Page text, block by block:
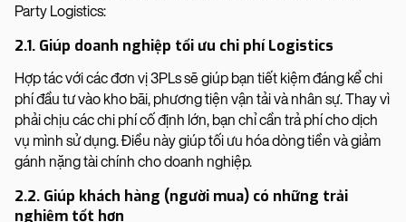
Party Logistics:
2.1. Giúp doanh nghiệp tối ưu chi phí Logistics
Hợp tác với các đơn vị 3PLs sẽ giúp bạn tiết kiệm đáng kể chi
phí đầu tư vào kho bãi, phương tiện vận tải và nhân sự. Thay vì
phải chịu các chi phí cố định lớn, bạn chỉ cần trả phí cho dịch
vụ mình sử dụng. Điều này giúp tối ưu hóa dòng tiền và giảm
gánh nặng tài chính cho doanh nghiệp.
2.2. Giúp khách hàng (người mua) có những trải
nghiệm tốt hơn